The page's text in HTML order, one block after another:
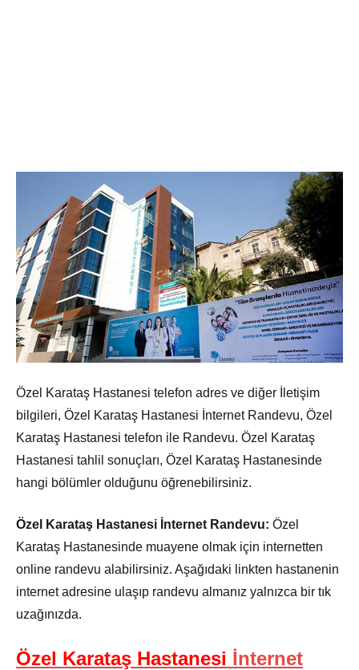
Özel Karataş Hastanesi telefon adres ve diğer İletişim
bilgileri, Özel Karataş Hastanesi İnternet Randevu, Özel
Karataş Hastanesi telefon ile Randevu. Özel Karataş
Hastanesi tahlil sonuçları, Özel Karataş Hastanesinde
hangi bölümler olduğunu öğrenebilirsiniz.
Özel Karataş Hastanesi İnternet Randevu: Özel
Karataş Hastanesinde muayene olmak için internetten
online randevu alabilirsiniz. Aşağıdaki linkten hastanenin
internet adresine ulaşıp randevu almanız yalnızca bir tık
uzağınızda.
Özel Karataş Hastanesi İnternet